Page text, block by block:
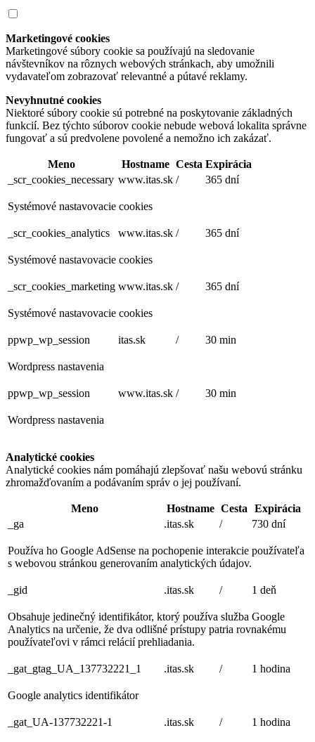
Marketingové cookies
Marketingové súbory cookie sa používajú na sledovanie
návštevníkov na rôznych webových stránkach, aby umožnili
vydavateľom zobrazovať relevantné a pútavé reklamy.
Nevyhnutné cookies
Niektoré súbory cookie sú potrebné na poskytovanie základných
funkcií. Bez týchto súborov cookie nebude webová lokalita správne
fungovať a sú predvolene povolené a nemožno ich zakázať.
Meno Hostname Cesta Expirácia
_scr_cookies_necessary www.itas.sk / 365 dní
Systémové nastavovacie cookies
_scr_cookies_analytics www.itas.sk / 365 dní
Systémové nastavovacie cookies
_scr_cookies_marketing www.itas.sk / 365 dní
Systémové nastavovacie cookies
ppwp_wp_session itas.sk / 30 min
Wordpress nastavenia
ppwp_wp_session www.itas.sk / 30 min
Wordpress nastavenia
Analytické cookies
Analytické cookies nám pomáhajú zlepšovať našu webovú stránku
zhromažďovaním a podávaním správ o jej používaní.
Meno Hostname Cesta
Expirácia
_ga
.itas.sk / 730 dní
Používa ho Google AdSense na pochopenie interakcie používateľa
s webovou stránkou generovaním analytických údajov.
_gid .itas.sk / 1 deň
Obsahuje jedinečný identifikátor, ktorý používa služba Google
Analytics na určenie, že dva odlišné prístupy patria rovnakému
používateľovi v rámci relácií prehliadania.
_gat_gtag_UA_137732221_1 .itas.sk / 1 hodina
Google analytics identifikátor
_gat_UA-137732221-1 .itas.sk / 1 hodina